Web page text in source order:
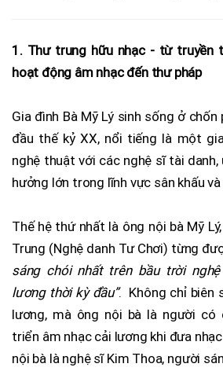
1. Thư trung hữu nhạc - từ truyền
hoạt động âm nhạc đến thư pháp
Gia đình Bà Mỹ Lý sinh sống ở
đầu thế kỷ XX, nổi tiếng là một
nghệ thuật với các nghệ sĩ tài
hưởng lớn trong lĩnh vực sân khấu và
Thế hệ thứ nhất là ông nội bà Mỹ
Trung (Nghệ danh Tư Chơi) từng
sáng chói nhất trên bầu trời
lương thời kỳ đầu”. Không chỉ biên
lương, mà ông nội bà là người có
triển âm nhạc cải lương khi đưa nhạc
nội bà là nghệ sĩ Kim Thoa, người